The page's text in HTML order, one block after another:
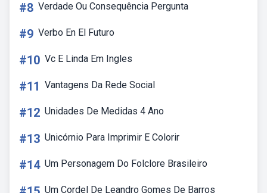
#8 Verdade Ou Consequência Pergunta
#9 Verbo En El Futuro
#10 Vc E Linda Em Ingles
#11 Vantagens Da Rede Social
#12 Unidades De Medidas 4 Ano
#13 Unicórnio Para Imprimir E Colorir
#14 Um Personagem Do Folclore Brasileiro
Um Cordel De Leandro Gomes De Barros